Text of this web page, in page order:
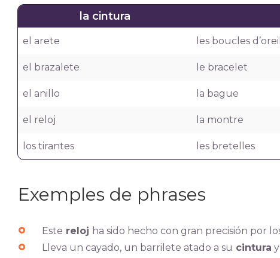
la cintura
el arete les boucles
el brazalete le bracelet
el anillo la bague
el reloj la montre
los tirantes les bretelles
Exemples de phrases
Este reloj ha sido hecho con gran precisión por
Lleva un cayado, un barrilete atado a su cintura